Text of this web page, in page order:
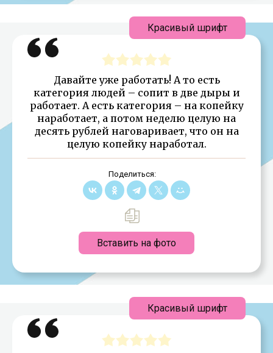
Давайте уже работать! А то есть
категория людей – сопит в две дыры и
работает. А есть категория – на копейку
наработает, а потом неделю целую на
десять рублей наговаривает, что он на
целую копейку наработал.
Поделиться:
Вставить на фото
Красивый шрифт
Красивый шрифт